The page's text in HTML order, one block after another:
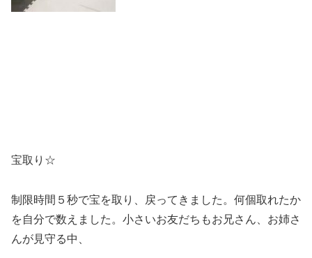
宝取り☆
制限時間５秒で宝を取り、戻ってきました。何個取れたか
を自分で数えました。小さいお友だちもお兄さん、お姉さ
んが見守る中、